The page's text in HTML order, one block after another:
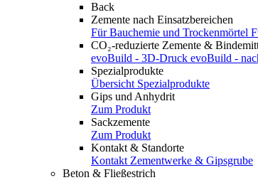
Back
Zemente nach Einsatzbereichen
Für Bauchemie und Trockenmörtel
CO₂-reduzierte Zemente &
evoBuild - 3D-Druck evoBuild -
Spezialprodukte
Übersicht Spezialprodukte
Gips und Anhydrit
Zum Produkt
Sackzemente
Zum Produkt
Kontakt & Standorte
Kontakt Zementwerke & Gipsgrube
Beton & Fließestrich